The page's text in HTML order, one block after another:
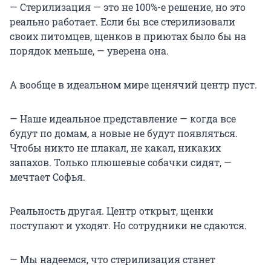
— Стерилизация — это не 100%-е решение, но это
реально работает. Если бы все стерилизовали
своих питомцев, щенков в приютах было бы на
порядок меньше, — уверена она.
А вообще в идеальном мире щенячий центр пуст.
— Наше идеальное представление — когда все
будут по домам, а новые не будут появляться.
Чтобы никто не плакал, не какал, никаких
запахов. Только плюшевые собачки сидят, —
мечтает Софья.
Реальность другая. Центр открыт, щенки
поступают и уходят. Но сотрудники не сдаются.
— Мы надеемся, что стерилизация станет